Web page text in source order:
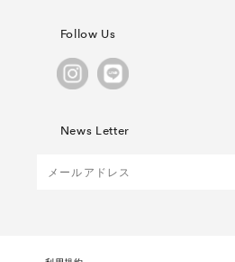
Follow Us
News Letter